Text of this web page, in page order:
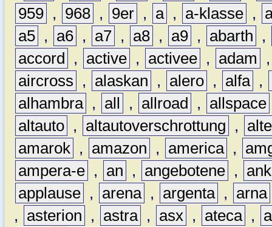
959 , 968 , 9er , a , a-klasse ,
a5 , a6 , a7 , a8 , a9 , abarth
,
accord
, active , activee , adam
aircross
, alaskan , alero , alfa ,
alhambra , all , allroad , allspace
altauto , altautoverschrottung ,
amarok , amazon , america ,
ampera-e , an , angebotene ,
applause , arena , argenta , arna
,
asterion , astra , asx , ateca ,